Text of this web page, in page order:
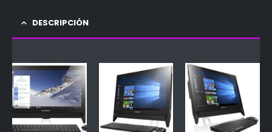
DESCRIPCIÓN